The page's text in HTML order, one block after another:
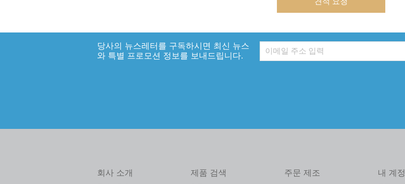
당사의 뉴스레터를 구독하시면 최신 뉴스
와 특별 프로모션 정보를 보내드립니다.
회사 소개 제품 검색
주문 제조
내 계정